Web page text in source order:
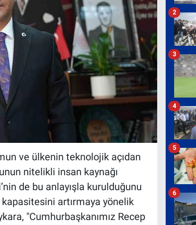
ve ülkenin teknolojik açıdan
nitelikli insan kaynağı
de bu anlayışla kurulduğunu
artırmaya yönelik
"Cumhurbaşkanımız Recep
2
3
4
5
6